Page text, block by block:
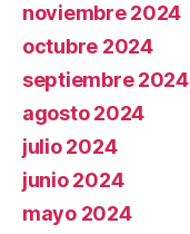
noviembre 2024
octubre 2024
septiembre 2024
agosto 2024
julio 2024
junio 2024
mayo 2024